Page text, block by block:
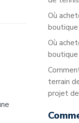
Où
boutique
Où
boutique
terrain
projet